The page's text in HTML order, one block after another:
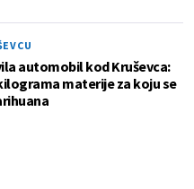
automobil kod Kruševca:
materije za koju se